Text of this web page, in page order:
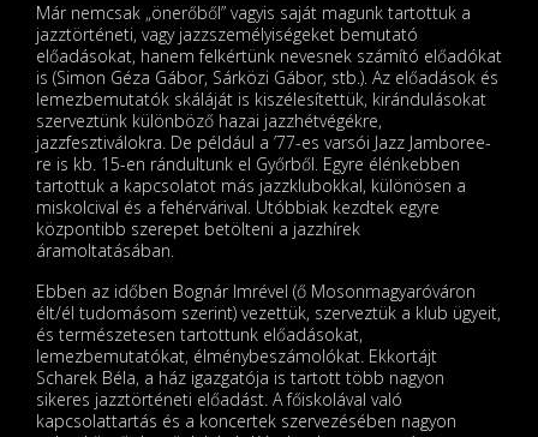
Már nemcsak „önerőből” vagyis saját magunk tartottuk a
jazztörténeti, vagy jazzszemélyiségeket bemutató
előadásokat, hanem felkértünk nevesnek számító előadókat
is (Simon Géza Gábor, Sárközi Gábor, stb.). Az előadások és
lemezbemutatók skáláját is kiszélesítettük, kirándulásokat
szerveztünk különböző hazai jazzhétvégékre,
jazzfesztiválokra. De például a ’77-es varsói Jazz Jamboree-
re is kb. 15-en rándultunk el Győrből. Egyre élénkebben
tartottuk a kapcsolatot más jazzklubokkal, különösen a
miskolcival és a fehérvárival. Utóbbiak kezdtek egyre
központibb szerepet betölteni a jazzhírek
áramoltatásában.
Ebben az időben Bognár Imrével (ő Mosonmagyaróváron
élt/él tudomásom szerint) vezettük, szerveztük a klub ügyeit,
és természetesen tartottunk előadásokat,
lemezbemutatókat, élménybeszámolókat. Ekkortájt
Scharek Béla, a ház igazgatója is tartott több nagyon
sikeres jazztörténeti előadást. A főiskolával való
kapcsolattartás és a koncertek szervezésében nagyon